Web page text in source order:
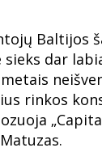
Baltijos
sieks dar
rinkos